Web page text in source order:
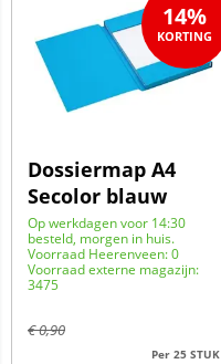
Dossiermap A4
Secolor blauw
Op werkdagen voor 14:30
besteld, morgen in huis.
Voorraad Heerenveen: 0
Voorraad externe magazijn:
3475
€0,90
14%
Per 25 STUK